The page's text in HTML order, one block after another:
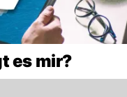
es mir?